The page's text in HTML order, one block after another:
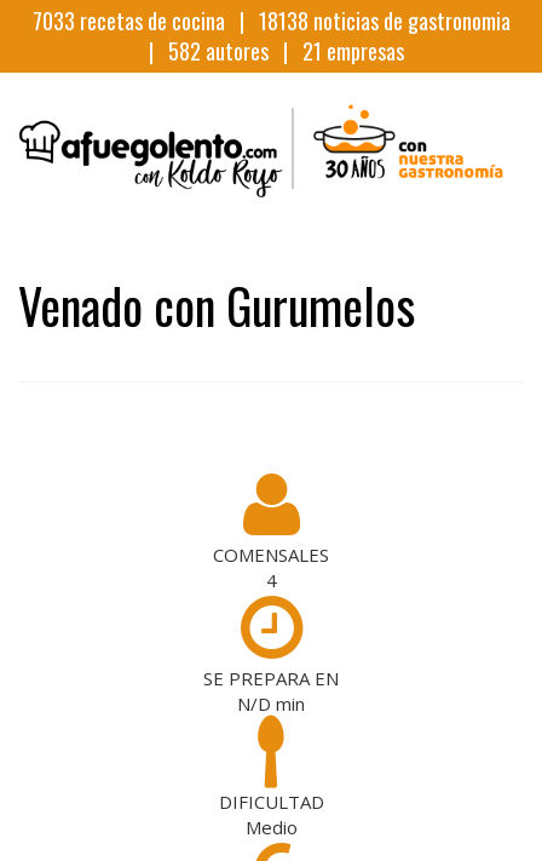
7033 recetas de cocina | 18138 noticias de gastronomia
| 582 autores | 21 empresas
Venado con Gurumelos
COMENSALES
4
SE PREPARA EN
N/D min
DIFICULTAD
Medio